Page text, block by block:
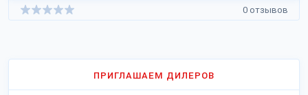
0 отзывов
ПРИГЛАШАЕМ ДИЛЕРОВ